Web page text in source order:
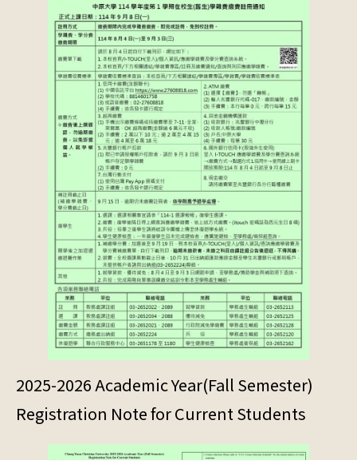
2025-2026 Academic Year(Fall Semester)
Registration Note for Current Students